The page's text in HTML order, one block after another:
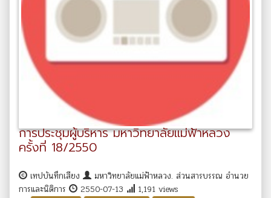
การประชุมผู้บริหาร มหาวิทยาลัยแม่ฟ้าหลวง
ครั้งที่ 18/2550
เทปบันทึกเสียง
มหาวิทยาลัยแม่ฟ้าหลวง. ส่วนสารบรรณ อำนวย
การและนิติการ
2550-07-13
1,191 views